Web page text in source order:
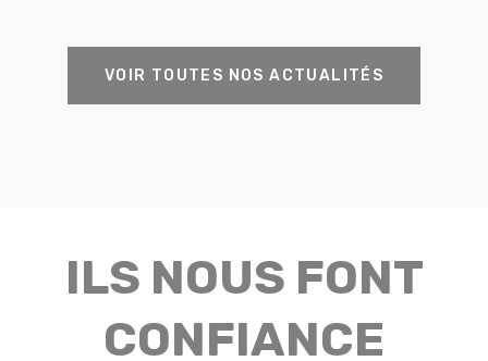
VOIR TOUTES NOS ACTUALITÉS
ILS NOUS FONT
CONFIANCE